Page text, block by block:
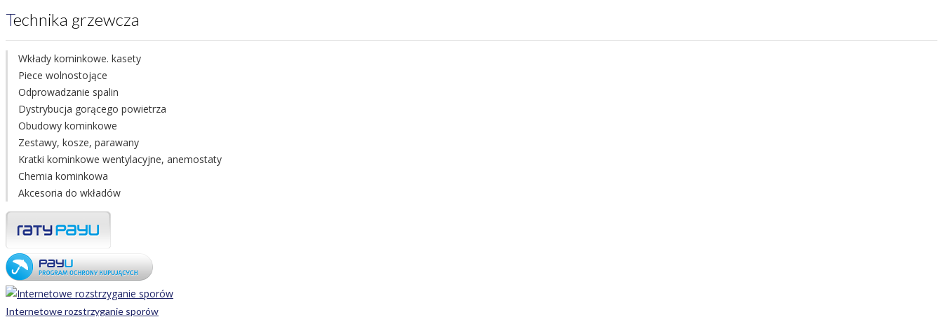
Technika grzewcza
Wkłady kominkowe. kasety
Piece wolnostojące
Odprowadzanie spalin
Dystrybucja gorącego powietrza
Obudowy kominkowe
Zestawy, kosze, parawany
Kratki kominkowe wentylacyjne, anemostaty
Chemia kominkowa
Akcesoria do wkładów
Internetowe rozstrzyganie sporów